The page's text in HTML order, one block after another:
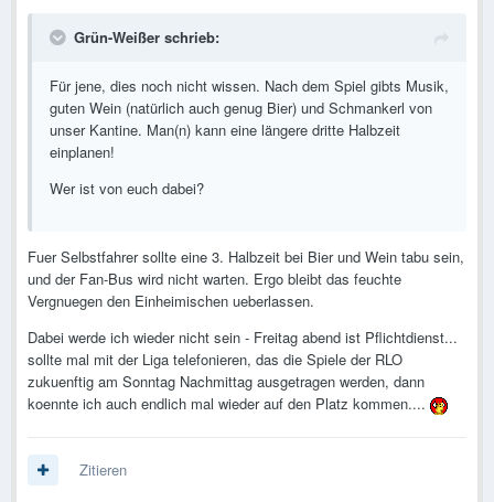
Grün-Weißer schrieb:
Für jene, dies noch nicht wissen. Nach dem Spiel gibts Musik,
guten Wein (natürlich auch genug Bier) und Schmankerl von
unser Kantine. Man(n) kann eine längere dritte Halbzeit
einplanen!
Wer ist von euch dabei?
Fuer Selbstfahrer sollte eine 3. Halbzeit bei Bier und Wein tabu sein,
und der Fan-Bus wird nicht warten. Ergo bleibt das feuchte
Vergnuegen den Einheimischen ueberlassen.
Dabei werde ich wieder nicht sein - Freitag abend ist Pflichtdienst...
sollte mal mit der Liga telefonieren, das die Spiele der RLO
zukuenftig am Sonntag Nachmittag ausgetragen werden, dann
koennte ich auch endlich mal wieder auf den Platz kommen....
Zitieren